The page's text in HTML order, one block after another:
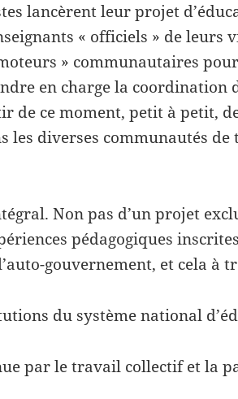
lancèrent leur projet
« officiels » de leurs
» communautaires
en charge la coordination
de ce moment, petit à petit,
les diverses communautés de
Non pas d’un projet
pédagogiques
gouvernement, et cela à
du système national
par le travail collectif et la